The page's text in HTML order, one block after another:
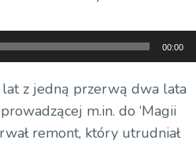
00:00
z jedną przerwą dwa lata
m.in. do ‘Magii
remont, który utrudniał